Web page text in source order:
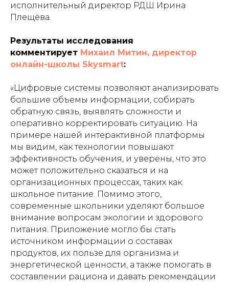
исполнительный директор РДШ Ирина
Плещёва.
Результаты исследования
комментирует Михаил Митин, директор
онлайн-школы Skysmart:
«Цифровые системы позволяют анализировать
большие объемы информации, собирать
обратную связь, выявлять сложности и
оперативно корректировать ситуацию. На
примере нашей интерактивной платформы
мы видим, как технологии повышают
эффективность обучения, и уверены, что это
может положительно сказаться и на
организационных процессах, таких как
школьное питание. Помимо этого,
современные школьники уделяют большое
внимание вопросам экологии и здорового
питания. Приложение могло бы стать
источником информации о составах
продуктов, их пользе для организма и
энергетической ценности, а также помогать в
составлении рациона и давать рекомендации